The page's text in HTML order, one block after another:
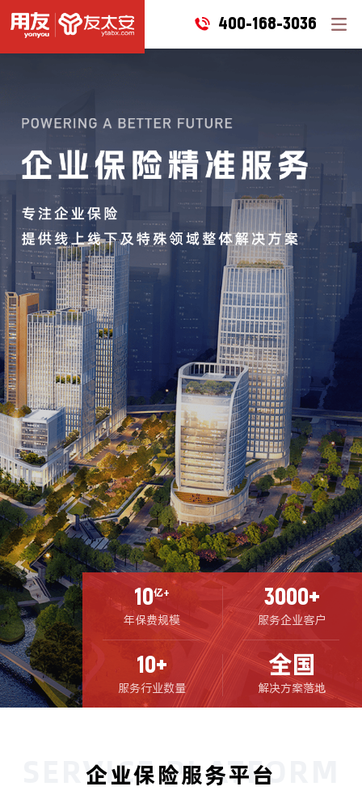
400-168-3036
10亿+
年保费规模
3000+
服务企业客户
10+
服务行业数量
全国
解决方案落地
SERVICE PLATFORM
企业保险服务平台